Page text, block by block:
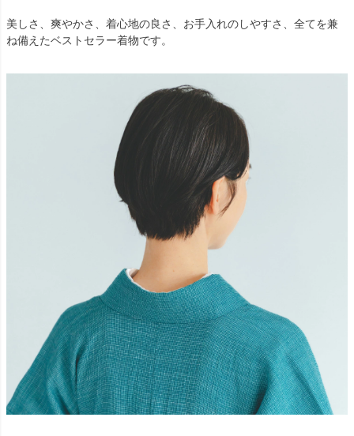
美しさ、爽やかさ、着心地の良さ、お手入れのしやすさ、全てを兼
ね備えたベストセラー着物です。